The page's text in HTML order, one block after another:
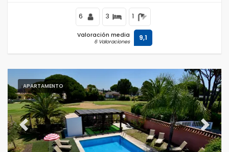
6 3 1
Valoración media
6 Valoraciones 9,1
APARTAMENTO
Previous Next